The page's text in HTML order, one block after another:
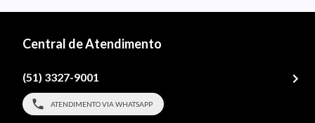
Central de Atendimento
(51) 3327-9001
ATENDIMENTO VIA WHATSAPP